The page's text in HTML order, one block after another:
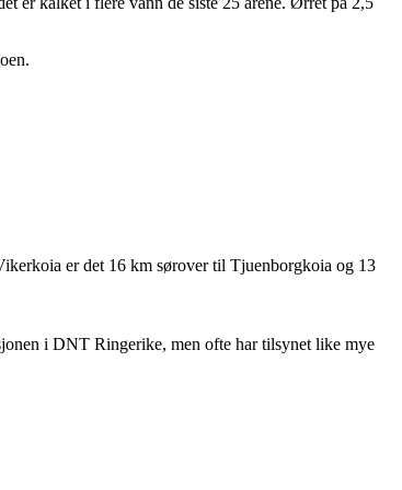
er det 16 km sørover til Tjuenborgkoia og 13
i DNT Ringerike, men ofte har tilsynet like mye